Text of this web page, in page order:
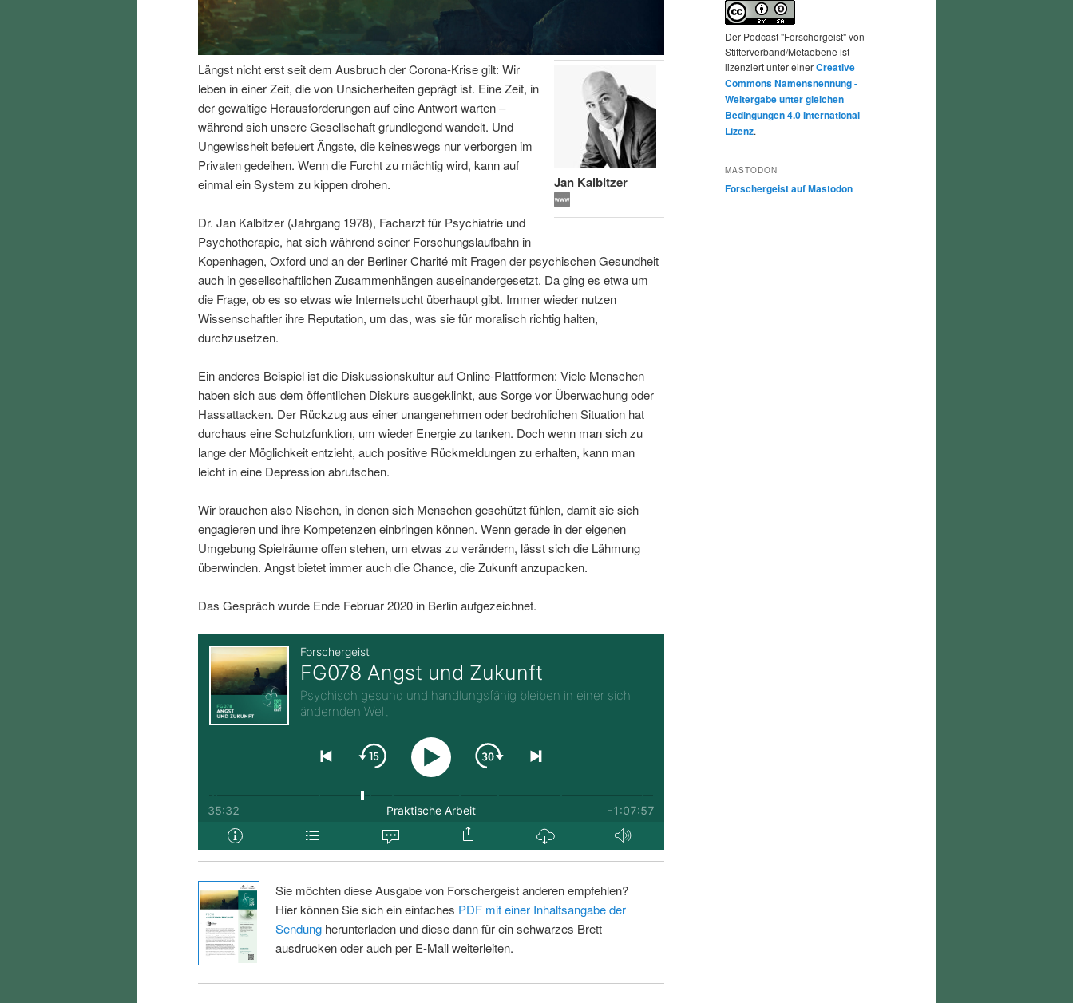
I
s
p
r
i
n
g
n
e
l
t
s
p
r
i
g
e
n
Jan Kalbitzer
Längst nicht erst seit dem Ausbruch der Corona-Krise gilt: Wir
leben in einer Zeit, die von Unsicherheiten geprägt ist. Eine Zeit, in
der gewaltige Herausforderungen auf eine Antwort warten –
während sich unsere Gesellschaft grundlegend wandelt. Und
Ungewissheit befeuert Ängste, die keineswegs nur verborgen im
Privaten gedeihen. Wenn die Furcht zu mächtig wird, kann auf
einmal ein System zu kippen drohen.
Dr. Jan Kalbitzer (Jahrgang 1978), Facharzt für Psychiatrie und
Psychotherapie, hat sich während seiner Forschungslaufbahn in
Kopenhagen, Oxford und an der Berliner Charité mit Fragen der psychischen Gesundheit
auch in gesellschaftlichen Zusammenhängen auseinandergesetzt. Da ging es etwa um
die Frage, ob es so etwas wie Internetsucht überhaupt gibt. Immer wieder nutzen
Wissenschaftler ihre Reputation, um das, was sie für moralisch richtig halten,
durchzusetzen.
Ein anderes Beispiel ist die Diskussionskultur auf Online-Plattformen: Viele Menschen
haben sich aus dem öffentlichen Diskurs ausgeklinkt, aus Sorge vor Überwachung oder
Hassattacken. Der Rückzug aus einer unangenehmen oder bedrohlichen Situation hat
durchaus eine Schutzfunktion, um wieder Energie zu tanken. Doch wenn man sich zu
lange der Möglichkeit entzieht, auch positive Rückmeldungen zu erhalten, kann man
leicht in eine Depression abrutschen.
Wir brauchen also Nischen, in denen sich Menschen geschützt fühlen, damit sie sich
engagieren und ihre Kompetenzen einbringen können. Wenn gerade in der eigenen
Umgebung Spielräume offen stehen, um etwas zu verändern, lässt sich die Lähmung
überwinden. Angst bietet immer auch die Chance, die Zukunft anzupacken.
Das Gespräch wurde Ende Februar 2020 in Berlin aufgezeichnet.
Sie möchten diese Ausgabe von Forschergeist anderen empfehlen?
Hier können Sie sich ein einfaches PDF mit einer Inhaltsangabe der
Sendungherunterladen und diese dann für ein schwarzes Brett
ausdrucken oder auch per E-Mail weiterleiten.
Der Podcast "Forschergeist" von
Stifterverband/Metaebene ist
lizenziert unter einerCreative
Commons Namensnennung -
Weitergabe unter gleichen
Bedingungen 4.0 International
Lizenz.
MASTODON
Forschergeist auf Mastodon